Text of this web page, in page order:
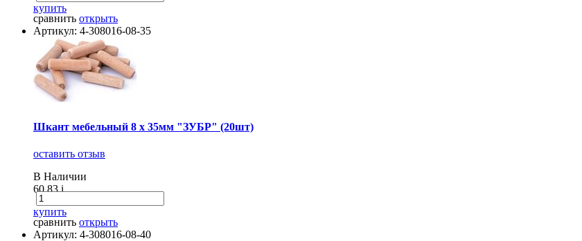
купить
сравнить открыть
Артикул: 4-308016-08-35
Шкант мебельный 8 х 35мм "ЗУБР" (20шт)
оставить отзыв
В Наличии
60.83i
купить
сравнить открыть
Артикул: 4-308016-08-40